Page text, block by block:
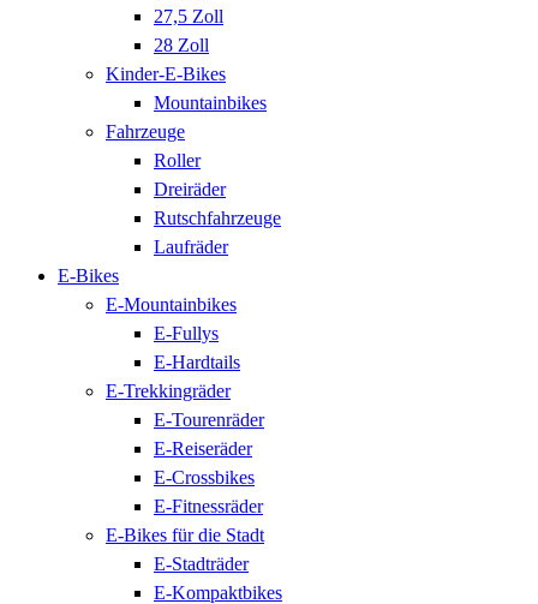
27,5 Zoll
28 Zoll
Kinder-E-Bikes
Mountainbikes
Fahrzeuge
Roller
Dreiräder
Rutschfahrzeuge
Laufräder
E-Bikes
E-Mountainbikes
E-Fullys
E-Hardtails
E-Trekkingräder
E-Tourenräder
E-Reiseräder
E-Crossbikes
E-Fitnessräder
E-Bikes für die Stadt
E-Stadträder
E-Kompaktbikes